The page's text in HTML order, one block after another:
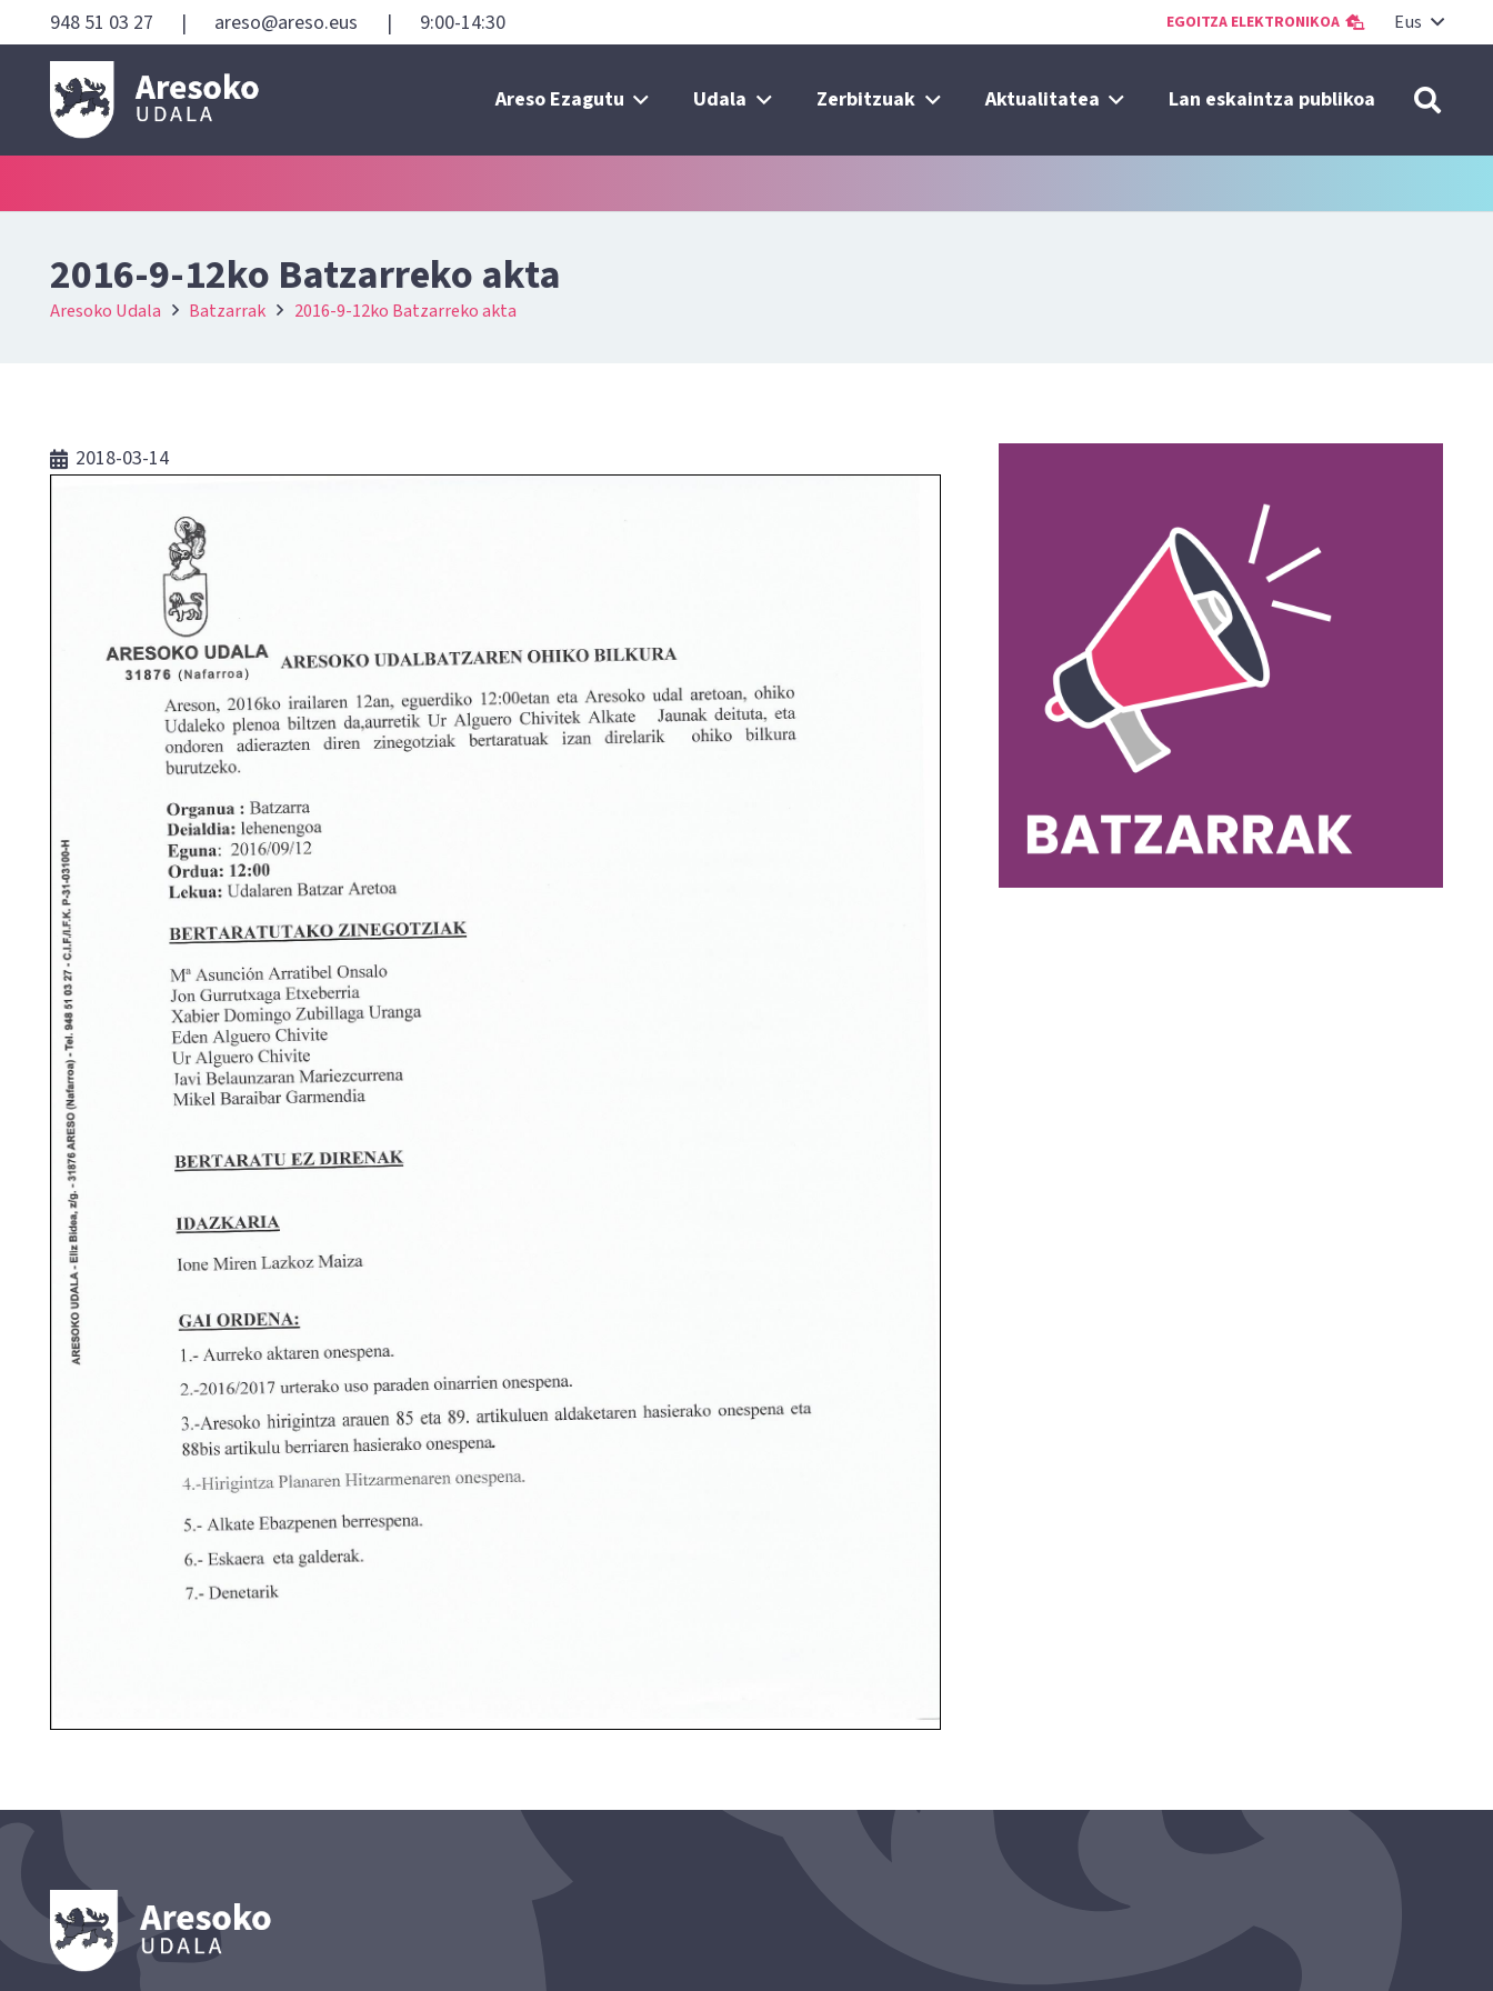
948 51 03 27 | areso@areso.eus | 9:00-14:30 EGOITZA ELEKTRONIKOA Eus
Areso Ezagutu Udala Zerbitzuak Aktualitatea Lan eskaintza publikoa
2016-9-12ko Batzarreko akta
Aresoko Udala Batzarrak 2016-9-12ko Batzarreko akta
2018-03-14